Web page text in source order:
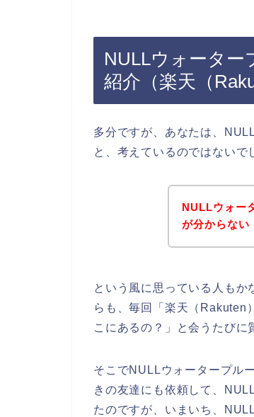
NULLウォーター
紹介（楽天（
多分ですが、あなたは、
と、考えているのではないで
NULLウォー
が分からない
という風に思っている人も
らも、毎回「楽天（Rakuten
こにあるの？」と会うたびに
そこでNULLウォータープル
きの友達にも依頼して、
たのですが、いまいち、